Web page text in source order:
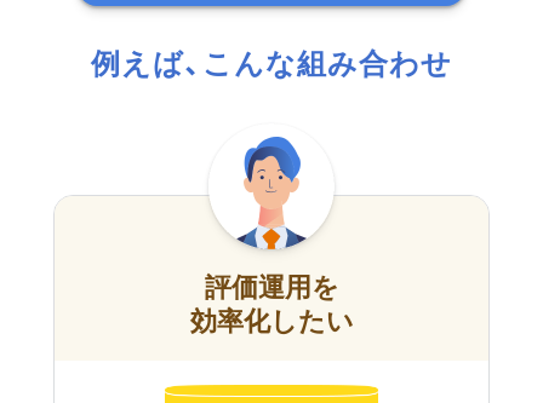
例えば、こんな組み合わせ
評価運用を
効率化したい